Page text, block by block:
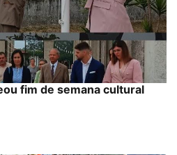
fim de semana cultural